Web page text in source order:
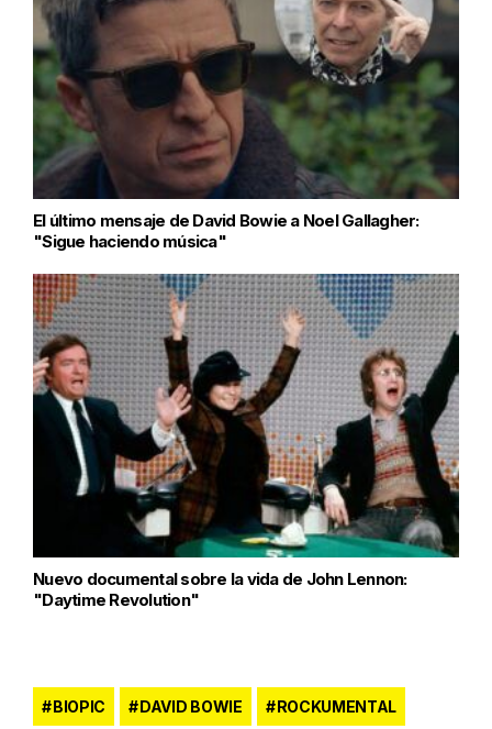
El último mensaje de David Bowie a Noel Gallagher:
"Sigue haciendo música"
Nuevo documental sobre la vida de John Lennon:
"Daytime Revolution"
BIOPIC DAVID BOWIE ROCKUMENTAL